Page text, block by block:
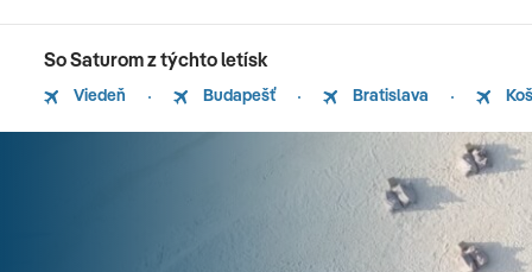
So Saturom z týchto letísk
Viedeň Budapešť Bratislava